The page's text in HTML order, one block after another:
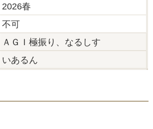
2026春
不可
ＡＧＩ極振り、なるしす
いあるん